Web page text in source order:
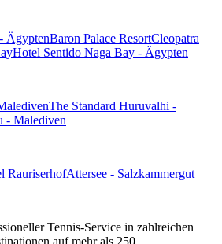
ÄgyptenBaron Palace ResortCleopatra
Hotel Sentido Naga Bay - Ägypten
The Standard Huruvalhi -
- Malediven
RauriserhofAttersee - Salzkammergut
Tennis-Service in zahlreichen